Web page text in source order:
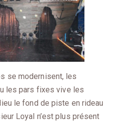
se modernisent, les
les pars fixes vive les
le fond de piste en rideau
Loyal n’est plus présent